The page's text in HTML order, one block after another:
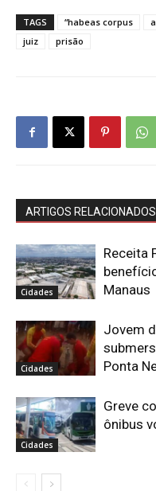
TAGS “habeas corpus
juiz
prisão
ARTIGOS RELACIONADOS
Cidades
Receita
Manaus
Cidades
Jovem
Ponta
Cidades
Greve
ônibus